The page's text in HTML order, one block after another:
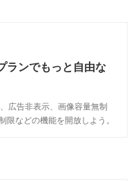
ランでもっと自由な
広告非表示、画像容量無制
限などの機能を開放しよう。